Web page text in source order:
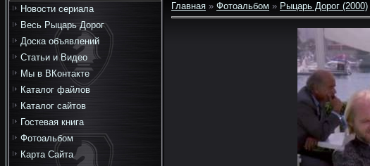
Новости сериала
Весь Рыцарь Дорог
Доска объявлений
Статьи и Видео
Мы в ВКонтакте
Каталог файлов
Каталог сайтов
Гостевая книга
Фотоальбом
Карта Сайта
Главная » Фотоальбом » Рыцарь Дорог (2000)